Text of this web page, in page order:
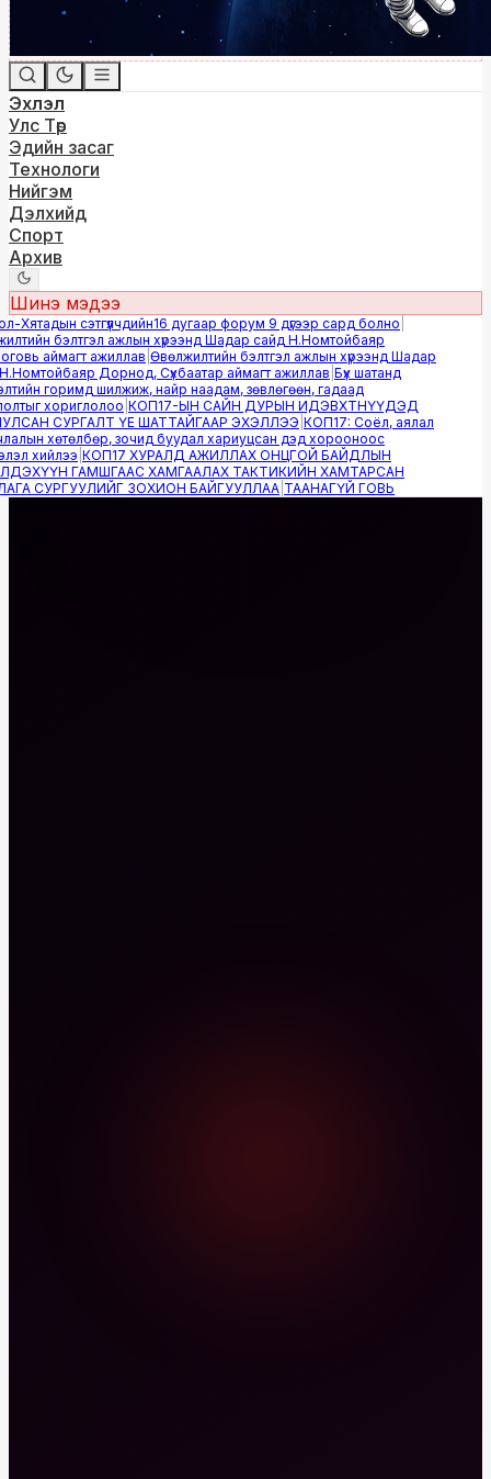
Эхлэл
Улс Төр
Эдийн засаг
Технологи
Нийгэм
Дэлхийд
Спорт
Архив
Шинэ мэдээ
сэтгүүлчдийн16 дугаар форум 9 дүгээр сард болно|
бэлтгэл ажлын хүрээнд Шадар сайд Н.Номтойбаяр
аймагт ажиллав|Өвөлжилтийн бэлтгэл ажлын хүрээнд Шадар
Дорнод, Сүхбаатар аймагт ажиллав|Бүх шатанд
горимд шилжиж, найр наадам, зөвлөгөөн, гадаад
хориглолоо|КОП17-ЫН САЙН ДУРЫН ИДЭВХТНҮҮДЭД
СУРГАЛТ ҮЕ ШАТТАЙГААР ЭХЭЛЛЭЭ|КОП17: Соёл, аялал
хөтөлбөр, зочид буудал хариуцсан дэд хорооноос
хийлээ|КОП17 ХУРАЛД АЖИЛЛАХ ОНЦГОЙ БАЙДЛЫН
ГАМШГААС ХАМГААЛАХ ТАКТИКИЙН ХАМТАРСАН
СУРГУУЛИЙГ ЗОХИОН БАЙГУУЛЛАА|ТААНАГҮЙ ГОВЬ